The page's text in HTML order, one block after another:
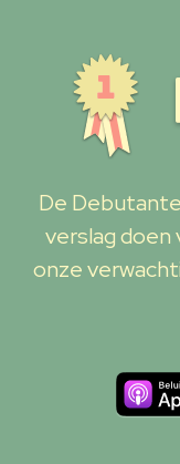
De
verslag doen
onze